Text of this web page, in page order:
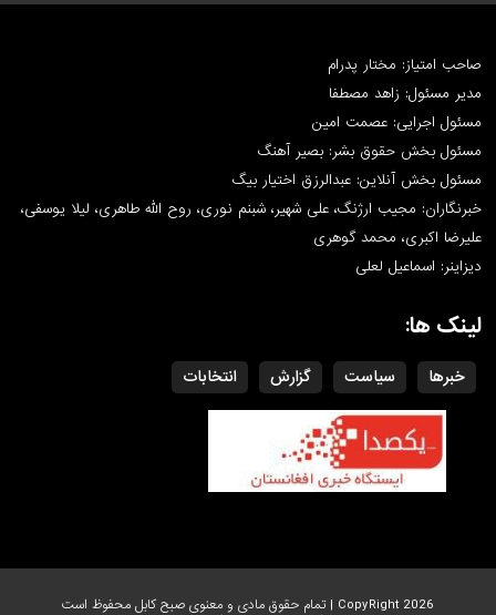
صاحب امتیاز: مختار پدرام
مدیر مسئول: زاهد مصطفا
مسئول اجرایی: عصمت امین
مسئول بخش حقوق بشر: بصیر آهنگ
مسئول بخش آنلاین: عبدالرزق اختیار بیگ
خبرنگاران: مجیب ارژنگ، علی شهیر، شبنم نوری، روح الله طاهری، لیلا یوسفی،
علیرضا اکبری، محمد گوهری
دیزاینر: اسماعیل لعلی
لینک ها:
خبرها سیاست گزارش انتخابات
CopyRight 2026 | تمام حقوق مادی و معنوی صبح کابل محفوظ است